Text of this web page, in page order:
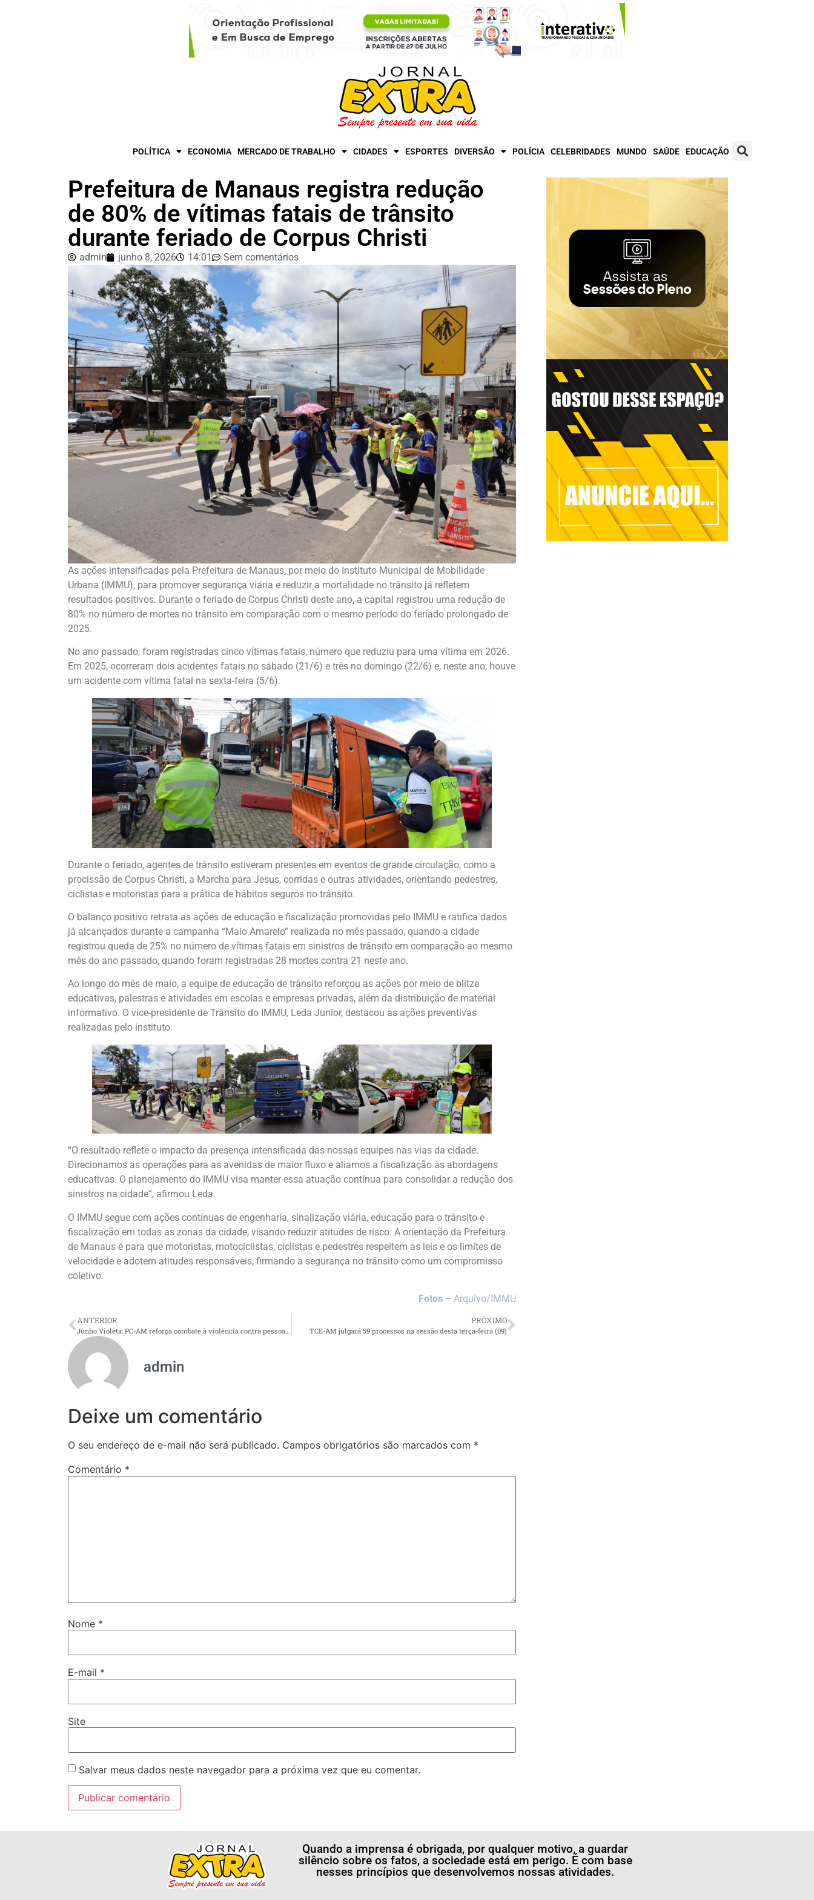
POLÍTICA ECONOMIA MERCADO DE TRABALHO CIDADES ESPORTES DIVERSÃO POLÍCIA CELEBRIDADES MUNDO SAÚDE EDUCAÇÃO
Prefeitura de Manaus registra redução
de 80% de vítimas fatais de trânsito
durante feriado de Corpus Christi
admin junho 8, 2026 14:01 Sem comentários
As ações intensificadas pela Prefeitura de Manaus, por meio do Instituto Municipal de Mobilidade
Urbana (IMMU), para promover segurança viária e reduzir a mortalidade no trânsito já refletem
resultados positivos. Durante o feriado de Corpus Christi deste ano, a capital registrou uma redução de
80% no número de mortes no trânsito em comparação com o mesmo período do feriado prolongado de
2025.
No ano passado, foram registradas cinco vítimas fatais, número que reduziu para uma vítima em 2026.
Em 2025, ocorreram dois acidentes fatais no sábado (21/6) e três no domingo (22/6) e, neste ano, houve
um acidente com vítima fatal na sexta-feira (5/6).
Durante o feriado, agentes de trânsito estiveram presentes em eventos de grande circulação, como a
procissão de Corpus Christi, a Marcha para Jesus, corridas e outras atividades, orientando pedestres,
ciclistas e motoristas para a prática de hábitos seguros no trânsito.
O balanço positivo retrata as ações de educação e fiscalização promovidas pelo IMMU e ratifica dados
já alcançados durante a campanha “Maio Amarelo” realizada no mês passado, quando a cidade
registrou queda de 25% no número de vítimas fatais em sinistros de trânsito em comparação ao mesmo
mês do ano passado, quando foram registradas 28 mortes contra 21 neste ano.
Ao longo do mês de maio, a equipe de educação de trânsito reforçou as ações por meio de blitze
educativas, palestras e atividades em escolas e empresas privadas, além da distribuição de material
informativo. O vice-presidente de Trânsito do IMMU, Leda Junior, destacou as ações preventivas
realizadas pelo instituto.
“O resultado reflete o impacto da presença intensificada das nossas equipes nas vias da cidade.
Direcionamos as operações para as avenidas de maior fluxo e aliamos a fiscalização às abordagens
educativas. O planejamento do IMMU visa manter essa atuação contínua para consolidar a redução dos
sinistros na cidade”, afirmou Leda.
O IMMU segue com ações contínuas de engenharia, sinalização viária, educação para o trânsito e
fiscalização em todas as zonas da cidade, visando reduzir atitudes de risco. A orientação da Prefeitura
de Manaus é para que motoristas, motociclistas, ciclistas e pedestres respeitem as leis e os limites de
velocidade e adotem atitudes responsáveis, firmando a segurança no trânsito como um compromisso
coletivo.
Fotos –Arquivo/IMMU
ANTERIOR
Junho Violeta: PC-AM reforça combate à violência contra pessoas idosas e incentiva denúncias
PRÓXIMO
TCE-AM julgará 59 processos na sessão desta terça-feira (09)
admin
Deixe um comentário
O seu endereço de e-mail não será publicado. Campos obrigatórios são marcados com *
Comentário *
Nome *
E-mail *
Site
Salvar meus dados neste navegador para a próxima vez que eu comentar.
Quando a imprensa é obrigada, por qualquer motivo, a guardar
silêncio sobre os fatos, a sociedade está em perigo. É com base
nesses princípios que desenvolvemos nossas atividades.